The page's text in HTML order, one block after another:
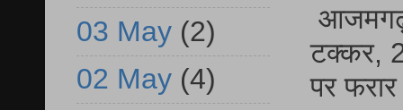
आजमगढ़
टक्कर,
पर
03 May (2)
02 May (4)